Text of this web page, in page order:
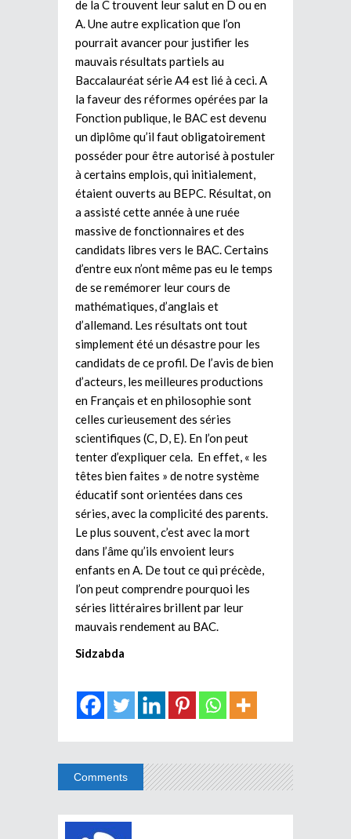
de la C trouvent leur salut en D ou en
A. Une autre explication que l’on
pourrait avancer pour justifier les
mauvais résultats partiels au
Baccalauréat série A4 est lié à ceci. A
la faveur des réformes opérées par la
Fonction publique, le BAC est devenu
un diplôme qu’il faut obligatoirement
posséder pour être autorisé à postuler
à certains emplois, qui initialement,
étaient ouverts au BEPC. Résultat, on
a assisté cette année à une ruée
massive de fonctionnaires et des
candidats libres vers le BAC. Certains
d’entre eux n’ont même pas eu le temps
de se remémorer leur cours de
mathématiques, d’anglais et
d’allemand. Les résultats ont tout
simplement été un désastre pour les
candidats de ce profil. De l’avis de bien
d’acteurs, les meilleures productions
en Français et en philosophie sont
celles curieusement des séries
scientifiques (C, D, E). En l’on peut
tenter d’expliquer cela. En effet, « les
têtes bien faites » de notre système
éducatif sont orientées dans ces
séries, avec la complicité des parents.
Le plus souvent, c’est avec la mort
dans l’âme qu’ils envoient leurs
enfants en A. De tout ce qui précède,
l’on peut comprendre pourquoi les
séries littéraires brillent par leur
mauvais rendement au BAC.
Sidzabda
Comments